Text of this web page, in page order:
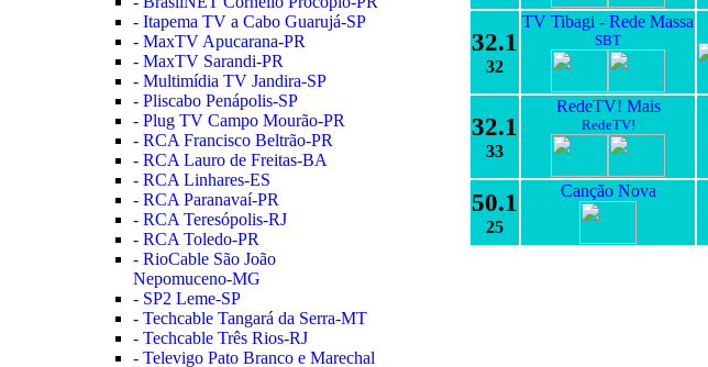
- Itapema TV a Cabo Guarujá-SP
- MaxTV Apucarana-PR
- MaxTV Sarandi-PR
- Multimídia TV Jandira-SP
- Pliscabo Penápolis-SP
- Plug TV Campo Mourão-PR
- RCA Francisco Beltrão-PR
- RCA Lauro de Freitas-BA
- RCA Linhares-ES
- RCA Paranavaí-PR
- RCA Teresópolis-RJ
- RCA Toledo-PR
- RioCable São João
Nepomuceno-MG
- SP2 Leme-SP
- Techcable Tangará da Serra-MT
- Techcable Três Rios-RJ
- Televigo Pato Branco e Marechal
32.1
32
TV Tibagi - Rede Massa
SBT
32.1
33
RedeTV! Mais
RedeTV!
50.1
25
Canção Nova